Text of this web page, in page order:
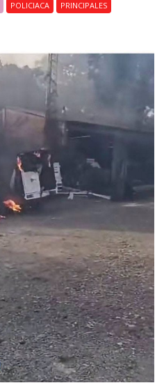
POLICIACA
PRINCIPALES